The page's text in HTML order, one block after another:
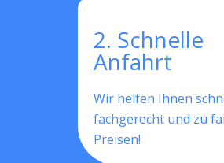
2. Schnelle
Anfahrt
Wir helfen Ihnen
fachgerecht und zu
Preisen!